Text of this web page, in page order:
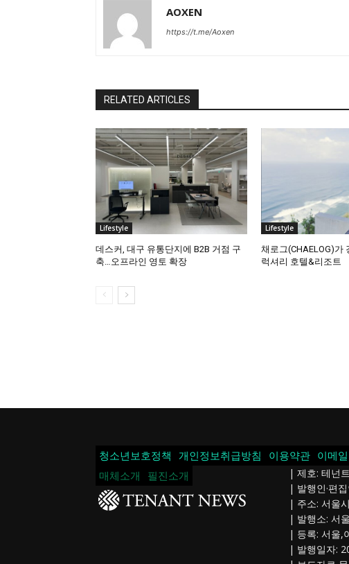
AOXEN
https://t.me/Aoxen
RELATED ARTICLES
Lifestyle
데스커, 대구 유통단지에 B2B 거점 구
축…오프라인 영토 확장
Lifestyle
채로그(CHAELOG)가
럭셔리 호텔&리조트
청소년보호정책 개인정보취급방침 이용약관 이메
매체소개
필진소개
| 제호: 테넌
| 발행인·편
| 주소: 서울
| 발행소: 서
| 등록: 서울,
| 발행일자: